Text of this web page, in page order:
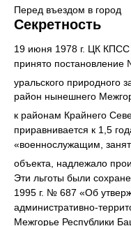
Перед въездом в город
Секретность
19 июня 1978 г. ЦК
принято
уральского природного
район нынешнего
к районам Крайнего
приравнивается к 1,5
«военнослужащим,
объекта, надлежало
Эти льготы были
1995 г. № 687 «Об
административно-
Межгорье Республики